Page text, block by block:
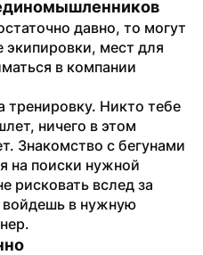
давно, то могут
мест для
в компании
Никто тебе
ничего в этом
Знакомство с бегунами
на поиски нужной
рисковать вслед за
в нужную